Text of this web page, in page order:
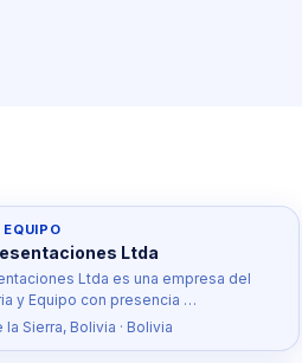
Ltda
Ltda es una empresa del
y Equipo con presencia …
la Sierra, Bolivia · Bolivia